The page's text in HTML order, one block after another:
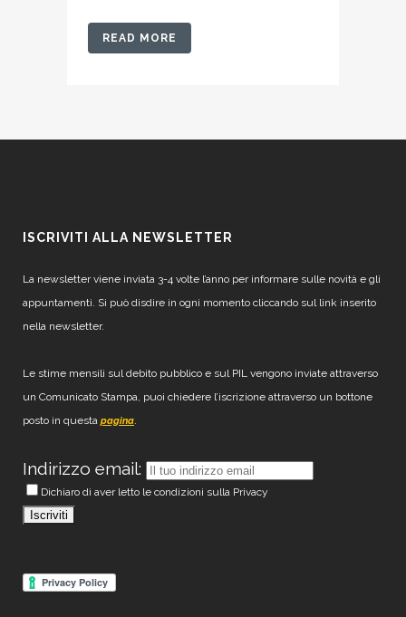
READ MORE
ISCRIVITI ALLA NEWSLETTER
La newsletter viene inviata 3-4 volte l’anno per informare sulle novità e gli
appuntamenti. Si può disdire in ogni momento cliccando sul link inserito
nella newsletter.
Le stime mensili sul debito pubblico e sul PIL vengono inviate attraverso
un Comunicato Stampa, puoi chiedere l’iscrizione attraverso un bottone
posto in questa pagina.
Indirizzo email:
Dichiaro di aver letto le condizioni sulla Privacy